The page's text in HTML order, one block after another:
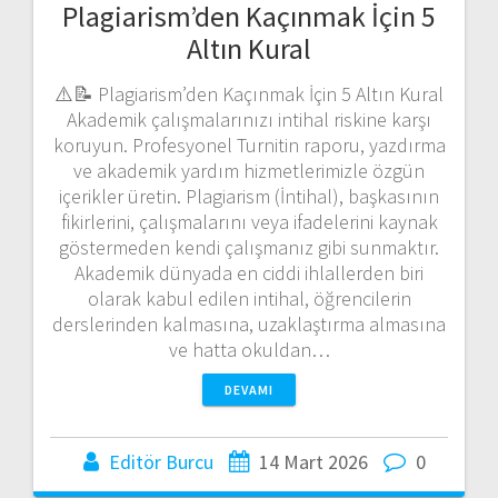
Plagiarism’den Kaçınmak İçin 5
Altın Kural
⚠️📝 Plagiarism’den Kaçınmak İçin 5 Altın Kural
Akademik çalışmalarınızı intihal riskine karşı
koruyun. Profesyonel Turnitin raporu, yazdırma
ve akademik yardım hizmetlerimizle özgün
içerikler üretin. Plagiarism (İntihal), başkasının
fikirlerini, çalışmalarını veya ifadelerini kaynak
göstermeden kendi çalışmanız gibi sunmaktır.
Akademik dünyada en ciddi ihlallerden biri
olarak kabul edilen intihal, öğrencilerin
derslerinden kalmasına, uzaklaştırma almasına
ve hatta okuldan…
DEVAMI
Editör Burcu 14 Mart 2026 0